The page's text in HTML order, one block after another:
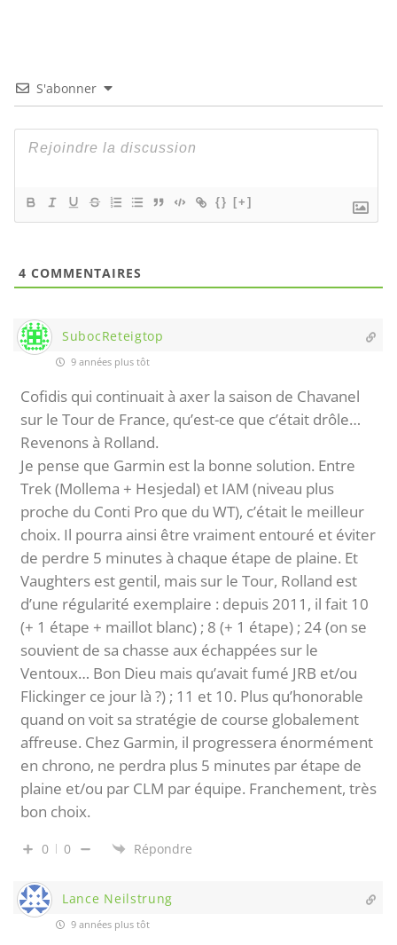
S'abonner
{} [+]
4 COMMENTAIRES
SubocReteigtop
9 années plus tôt
Cofidis qui continuait à axer la saison de Chavanel
sur le Tour de France, qu’est-ce que c’était drôle…
Revenons à Rolland.
Je pense que Garmin est la bonne solution. Entre
Trek (Mollema + Hesjedal) et IAM (niveau plus
proche du Conti Pro que du WT), c’était le meilleur
choix. Il pourra ainsi être vraiment entouré et éviter
de perdre 5 minutes à chaque étape de plaine. Et
Vaughters est gentil, mais sur le Tour, Rolland est
d’une régularité exemplaire : depuis 2011, il fait 10
(+ 1 étape + maillot blanc) ; 8 (+ 1 étape) ; 24 (on se
souvient de sa chasse aux échappées sur le
Ventoux… Bon Dieu mais qu’avait fumé JRB et/ou
Flickinger ce jour là ?) ; 11 et 10. Plus qu’honorable
quand on voit sa stratégie de course globalement
affreuse. Chez Garmin, il progressera énormément
en chrono, ne perdra plus 5 minutes par étape de
plaine et/ou par CLM par équipe. Franchement, très
bon choix.
0 0 Répondre
Lance Neilstrung
9 années plus tôt